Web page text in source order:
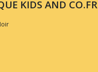
KIDS AND CO.FR